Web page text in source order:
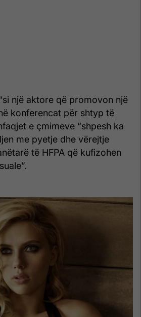
një aktore që promovon një
konferencat për shtyp të
e çmimeve “shpesh ka
me pyetje dhe vërejtje
të HFPA që kufizohen